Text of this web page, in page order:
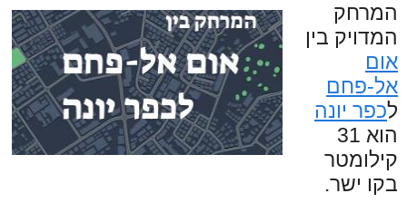
המרחק
המדויק בין
אום
אל-פחם
לכפר יונה
הוא 31
קילומטר
בקו ישר.